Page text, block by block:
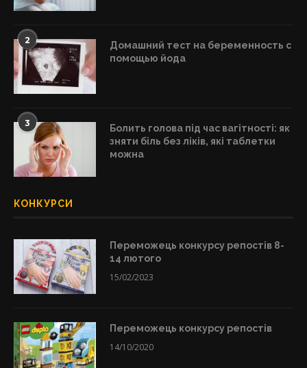
2
Домашний тест на беременность с
помощью йода
3
Болить голова під час вагітності: як
зняти біль без ліків, які таблетки
можна
КОНКУРСИ
Переможець конкурсу репостів 8-
14 лютого
15/02/2023
Переможець конкурсу репостів
14/10/2020